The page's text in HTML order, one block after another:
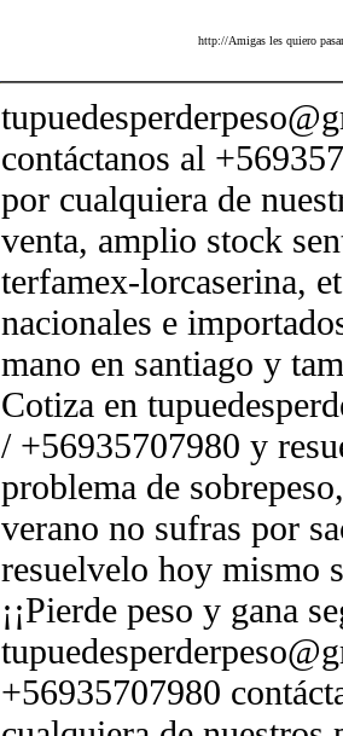
http://Amigas les quiero
contáctanos al
por cualquiera de
venta, amplio stock
terfamex-lorcaserina,
nacionales e
mano en santiago y
Cotiza en
/ +56935707980 y
problema de
verano no sufras por
resuelvelo hoy mismo
¡¡Pierde peso y gana
+56935707980